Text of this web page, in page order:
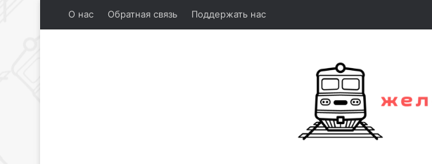
О нас Обратная связь Поддержать нас